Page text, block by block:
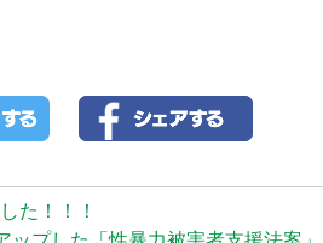
た！！！